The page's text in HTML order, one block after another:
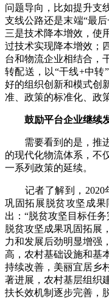
问题导向，比如提升支
支线公路还是末端“最
三是技术降本增效，使
过技术实现降本增效；
台和物流企业相结合，
转配送，以“干线+中转
好的组织创新和模式创
准、政策的标准化、政
鼓励平台企业继续
需要看到的是，推进
的现代化物流体系，不
一系列政策的延续。
记者了解到，2020
巩固拓展脱贫攻坚成
出：“脱贫攻坚目标任
脱贫攻坚成果巩固拓展
力和发展后劲明显增强
高，农村基础设施和基
持续改善，美丽宜居乡
著进展，农村基层组织
扶长效机制逐步完善，